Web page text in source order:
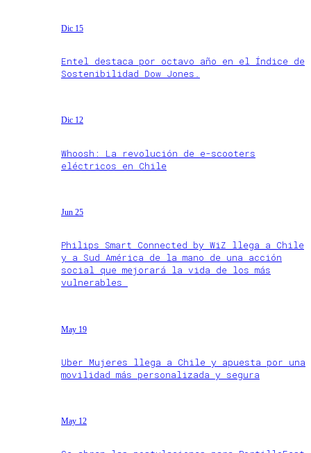
Dic 15
Entel destaca por octavo año en el Índice de
Sostenibilidad Dow Jones.
Dic 12
Whoosh: La revolución de e-scooters
eléctricos en Chile
Jun 25
Philips Smart Connected by WiZ llega a Chile
y a Sud América de la mano de una acción
social que mejorará la vida de los más
vulnerables
May 19
Uber Mujeres llega a Chile y apuesta por una
movilidad más personalizada y segura
May 12